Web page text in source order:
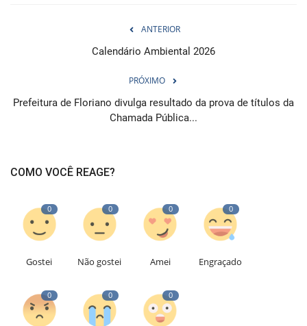
ANTERIOR
Calendário Ambiental 2026
PRÓXIMO
Prefeitura de Floriano divulga resultado da prova de títulos da
Chamada Pública...
COMO VOCÊ REAGE?
0
Gostei
0
Não gostei
0
Amei
0
Engraçado
0 0 0